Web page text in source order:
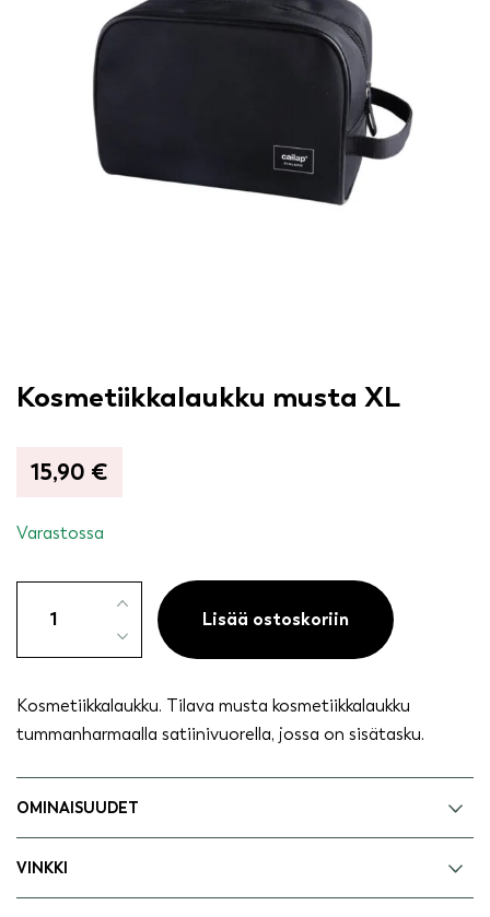
Kosmetiikkalaukku musta XL
15,90 €
Varastossa
musta
Lisää ostoskoriin
Kosmetiikkalaukku. Tilava musta kosmetiikkalaukku
tummanharmaalla satiinivuorella, jossa on sisätasku.
OMINAISUUDET
VINKKI